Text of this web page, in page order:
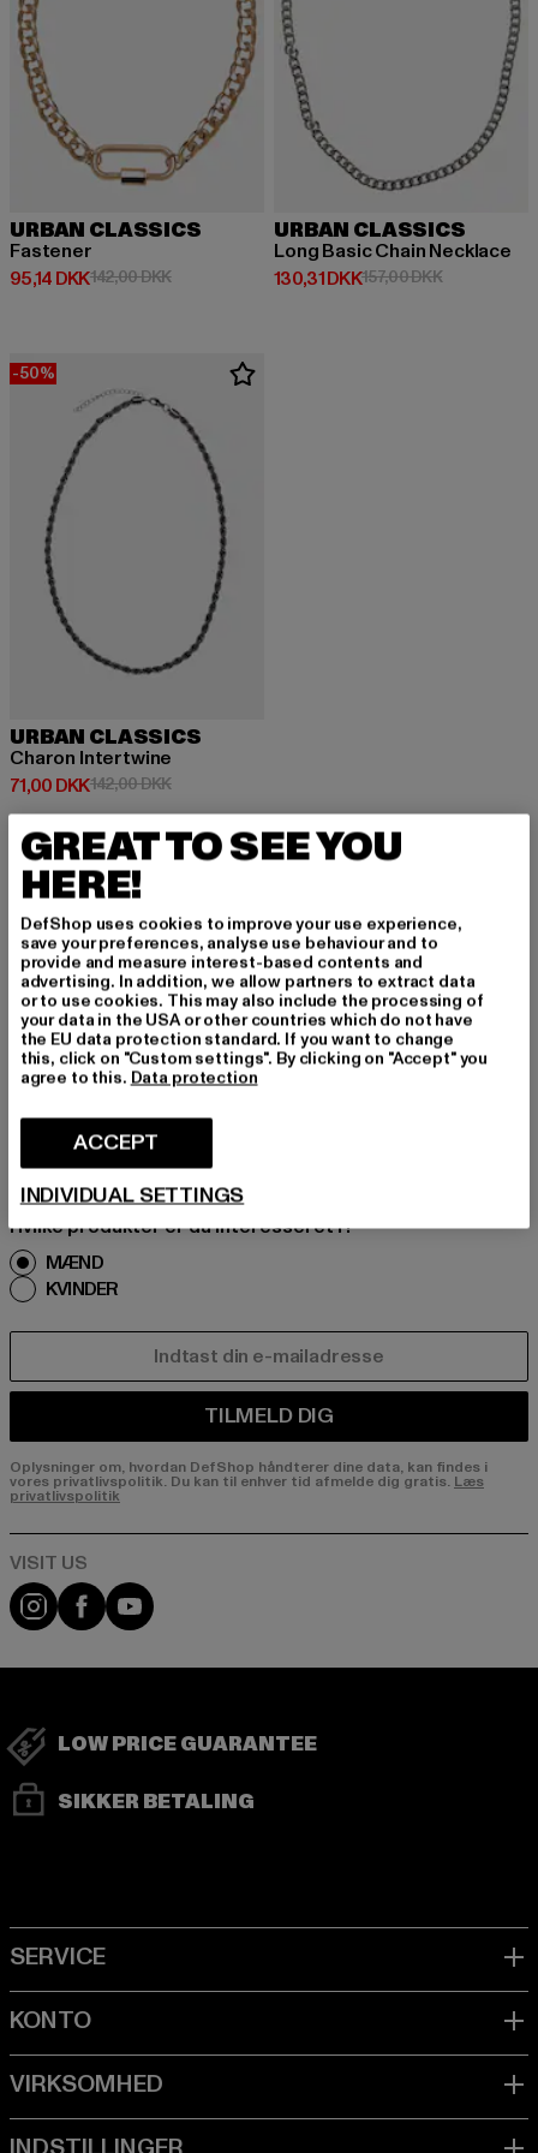
URBAN CLASSICS
Fastener
95,14 DKK
Nuværende pris: 95,14 DKK
142,00 DKKKampagnepris: 142,00 DKK
URBAN CLASSICS
Long Basic Chain Necklace
130,31 DKK
Nuværende pris: 130,31 DKK
157,00 DKK
-50%
URBAN CLASSICS
Charon Intertwine
71,00 DKK
Nuværende pris: 71,00 DKK
142,00 DKKKampagnepris: 142,00 DKK
TILMELD DIG FOR A
T BLIVE INSPIRERE
T!
Tilmeld dig vores nyhedsbrev her og modtag f
remtidige oplysninger om aktuelle trends, tilbu
d og kuponer fra DefShop via e-mail!
Hvilke produkter er du interesseret i?
MÆND
KVINDER
TILMELD DIG
Oplysninger om, hvordan DefShop håndterer dine data, kan findes i
vores privatlivspolitik. Du kan til enhver tid afmelde dig gratis. Læs
privatlivspolitik
Visit our Instagram page:
Visit our Facebook page:
Visit our YouTube channel:
LOW PRICE GUARANTEE
SIKKER BETALING
GREAT TO SEE YOU
HERE!
DefShop uses cookies to improve your use experience,
save your preferences, analyse use behaviour and to
provide and measure interest-based contents and
advertising. In addition, we allow partners to extract data
or to use cookies. This may also include the processing of
your data in the USA or other countries which do not have
the EU data protection standard. If you want to change
this, click on "Custom settings". By clicking on "Accept" you
agree to this. Data protection
ACCEPT
INDIVIDUAL SETTINGS